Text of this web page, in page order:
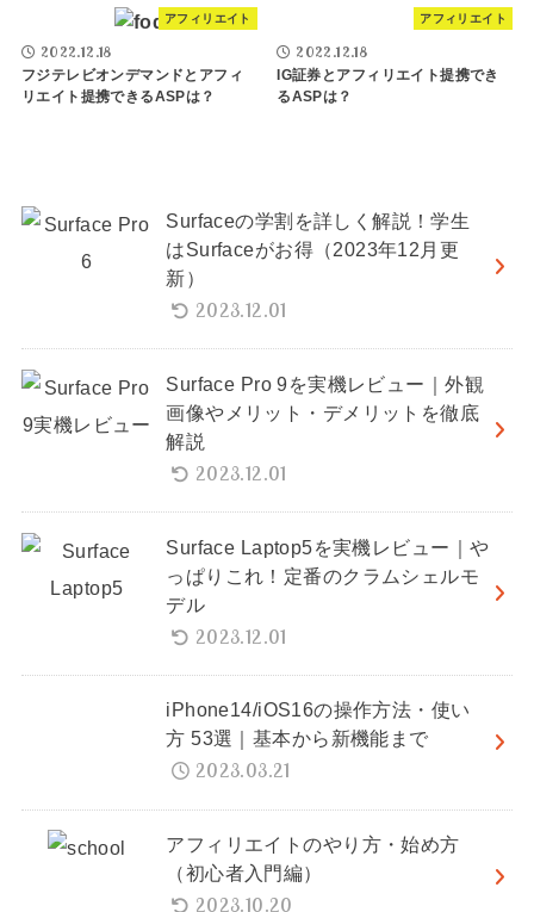
アフィリエイト
2022.12.18
フジテレビオンデマンドとアフィ
リエイト提携できるASPは？
アフィリエイト
2022.12.18
IG証券とアフィリエイト提携でき
るASPは？
Surfaceの学割を詳しく解説！学生
はSurfaceがお得（2023年12月更
新）
2023.12.01
Surface Pro 9を実機レビュー｜外観
画像やメリット・デメリットを徹底
解説
2023.12.01
Surface Laptop5を実機レビュー｜や
っぱりこれ！定番のクラムシェルモ
デル
2023.12.01
iPhone14/iOS16の操作方法・使い
方 53選｜基本から新機能まで
2023.03.21
アフィリエイトのやり方・始め方
（初心者入門編）
2023.10.20